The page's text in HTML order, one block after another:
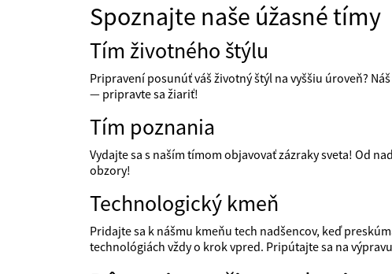
Spoznajte naše úžasné tímy
Tím životného štýlu
Pripravení posunúť váš životný štýl na vyššiu úroveň?
— pripravte sa žiariť!
Tím poznania
Vydajte sa s naším tímom objavovať zázraky sveta! Od
obzory!
Technologický kmeň
Pridajte sa k nášmu kmeňu tech nadšencov, keď
technológiách vždy o krok vpred. Pripútajte sa na